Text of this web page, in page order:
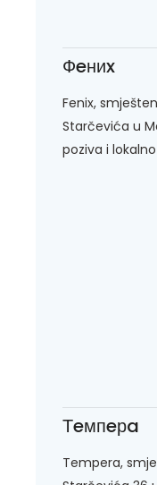
Фeниx
Fenix,
Starčevića u
poziva i
Тeмпeрa
Tempera,